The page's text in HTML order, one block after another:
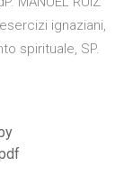
ignaziani,
spirituale, SP.